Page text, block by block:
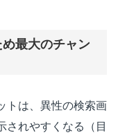
最大のチャン
トは、異性の検索画
されやすくなる（目